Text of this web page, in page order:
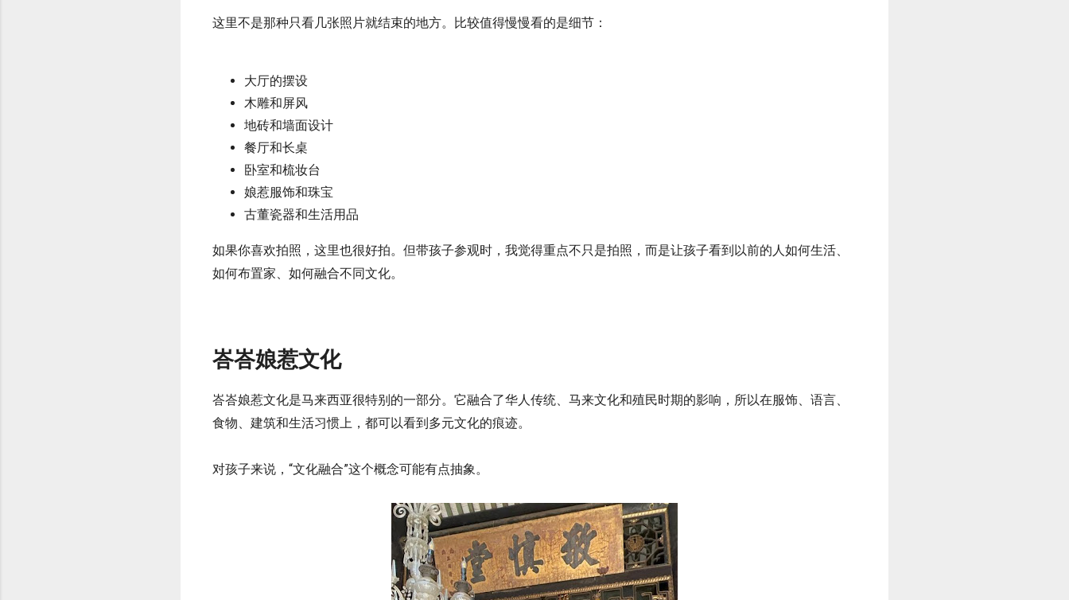
这里不是那种只看几张照片就结束的地方。比较值得慢慢看的是细节：
大厅的摆设
木雕和屏风
地砖和墙面设计
餐厅和长桌
卧室和梳妆台
娘惹服饰和珠宝
古董瓷器和生活用品
如果你喜欢拍照，这里也很好拍。但带孩子参观时，我觉得重点不只是拍照，而是让孩子看到以前的人如何生活、
如何布置家、如何融合不同文化。
峇峇娘惹文化
峇峇娘惹文化是马来西亚很特别的一部分。它融合了华人传统、马来文化和殖民时期的影响，所以在服饰、语言、
食物、建筑和生活习惯上，都可以看到多元文化的痕迹。
对孩子来说，“文化融合”这个概念可能有点抽象。